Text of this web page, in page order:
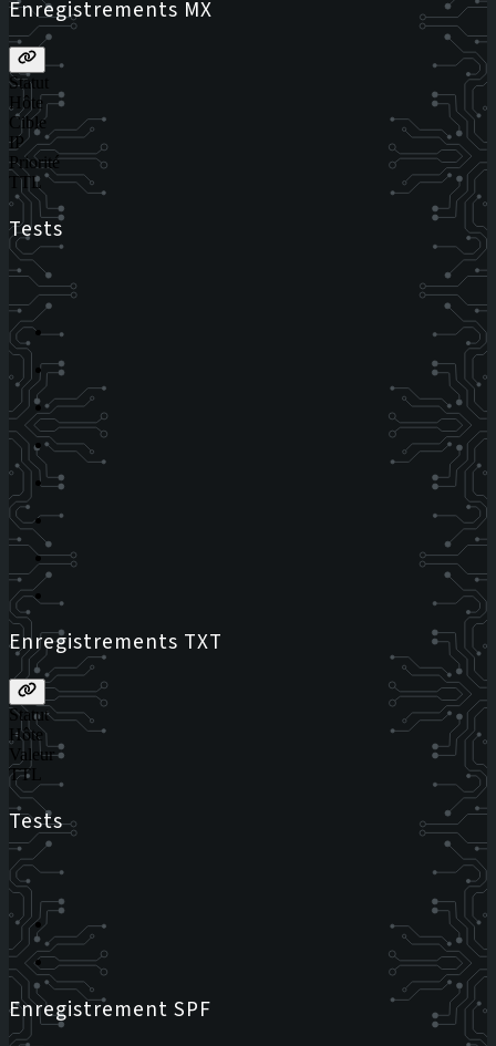
Enregistrements MX
Statut
Hôte
Cible
IP
Priorité
TTL
Tests
Enregistrements TXT
Statut
Hôte
Valeur
TTL
Tests
Enregistrement SPF